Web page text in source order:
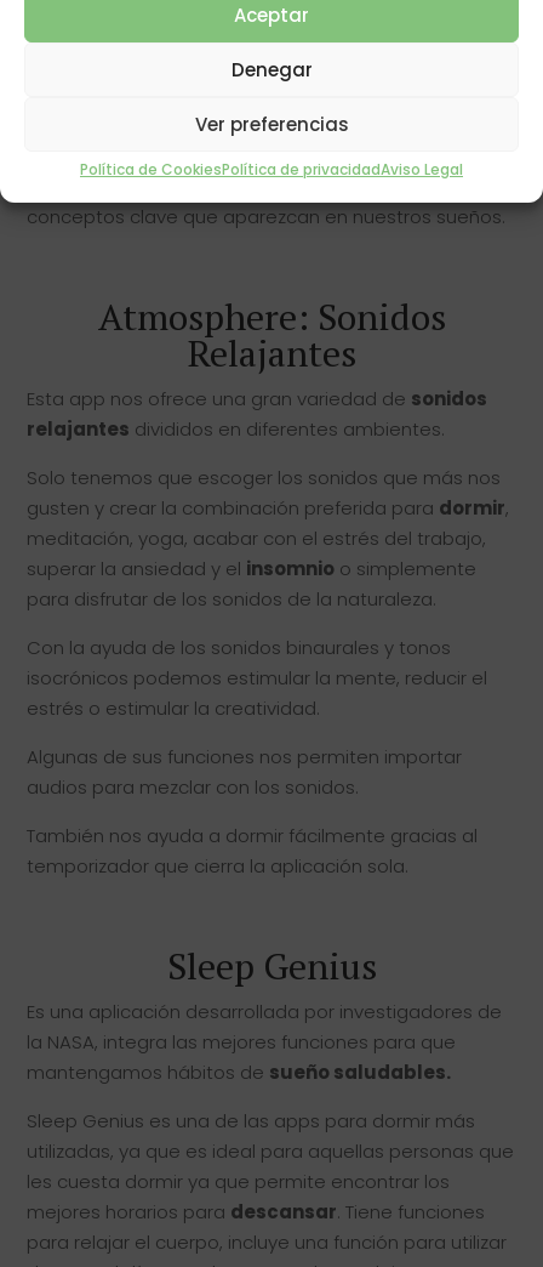
Aceptar
Denegar
Ver preferencias
Política de CookiesPolítica de privacidadAviso Legal
salud del usuario. Podemos programar la hora a la
que queremos irnos a dormir, elegir la hora a la que
queremos despertarnos, e ir registrando las horas de
bloc de notas en el que podremos ir apuntando
conceptos clave que aparezcan en nuestros sueños.
Atmosphere: Sonidos
Relajantes
Esta app nos ofrece una gran variedad de sonidos
relajantes divididos en diferentes ambientes.
Solo tenemos que escoger los sonidos que más nos
gusten y crear la combinación preferida para dormir,
meditación, yoga, acabar con el estrés del trabajo,
superar la ansiedad y el insomnio o simplemente
para disfrutar de los sonidos de la naturaleza.
Con la ayuda de los sonidos binaurales y tonos
isocrónicos podemos estimular la mente, reducir el
estrés o estimular la creatividad.
Algunas de sus funciones nos permiten importar
audios para mezclar con los sonidos.
También nos ayuda a dormir fácilmente gracias al
temporizador que cierra la aplicación sola.
Sleep Genius
Es una aplicación desarrollada por investigadores de
la NASA, integra las mejores funciones para que
mantengamos hábitos de sueño saludables.
Sleep Genius es una de las apps para dormir más
utilizadas, ya que es ideal para aquellas personas que
les cuesta dormir ya que permite encontrar los
mejores horarios para descansar. Tiene funciones
para relajar el cuerpo, incluye una función para utilizar